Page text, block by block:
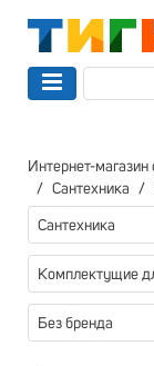
Интернет-
Сантехника
Сантехника
Комплектущие
Без бренда